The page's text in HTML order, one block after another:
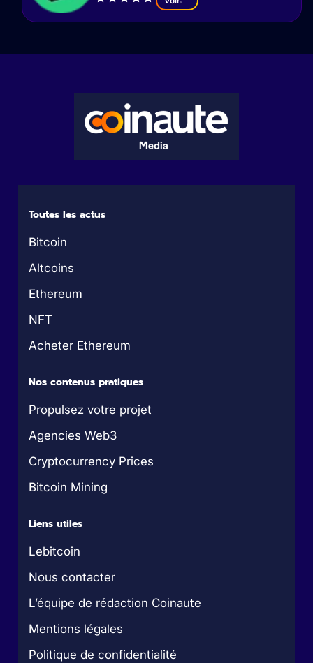
Toutes les actus
Bitcoin
Altcoins
Ethereum
NFT
Acheter Ethereum
Nos contenus pratiques
Propulsez votre projet
Agencies Web3
Cryptocurrency Prices
Bitcoin Mining
Liens utiles
Lebitcoin
Nous contacter
L’équipe de rédaction Coinaute
Mentions légales
Politique de confidentialité